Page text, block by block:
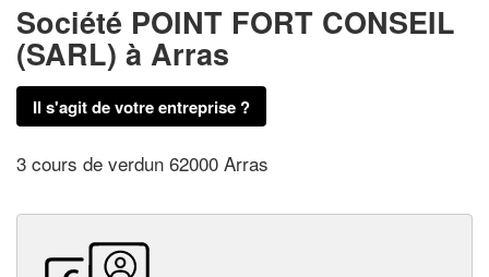
Société POINT FORT CONSEIL
(SARL) à Arras
Il s'agit de votre entreprise ?
3 cours de verdun 62000 Arras